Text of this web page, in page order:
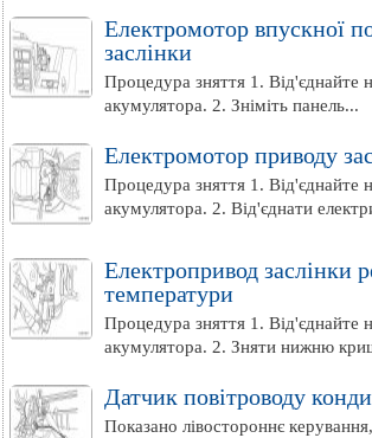
Електромотор впускної
заслінки
Процедура зняття 1. Від'єднайте
акумулятора. 2. Зніміть панель...
Електромотор приводу
Процедура зняття 1. Від'єднайте
акумулятора. 2. Від'єднати
Електропривод заслінки
температури
Процедура зняття 1. Від'єднайте
акумулятора. 2. Зняти нижню
Датчик повітроводу
Показано лівостороннє